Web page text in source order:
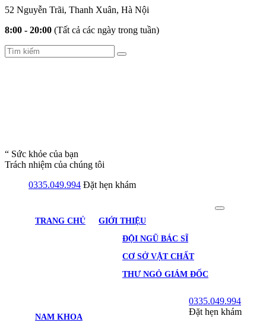
52 Nguyễn Trãi, Thanh Xuân, Hà Nội
8:00 - 20:00 (Tất cả các ngày trong tuần)
“ Sức khỏe của bạn
Trách nhiệm của chúng tôi
0335.049.994 Đặt hẹn khám
TRANG CHỦ
GIỚI THIỆU
ĐỘI NGŨ BÁC SĨ
CƠ SỞ VẬT CHẤT
THƯ NGỎ GIÁM ĐỐC
NAM KHOA
0335.049.994
Đặt hẹn khám